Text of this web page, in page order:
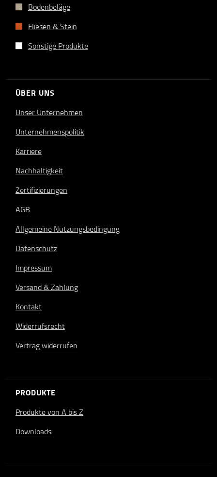
Bodenbeläge
Fliesen & Stein
Sonstige Produkte
ÜBER UNS
Unser Unternehmen
Unternehmenspolitik
Karriere
Nachhaltigkeit
Zertifizierungen
AGB
Allgemeine Nutzungsbedingung
Datenschutz
Impressum
Versand & Zahlung
Kontakt
Widerrufsrecht
Vertrag widerrufen
PRODUKTE
Produkte von A bis Z
Downloads